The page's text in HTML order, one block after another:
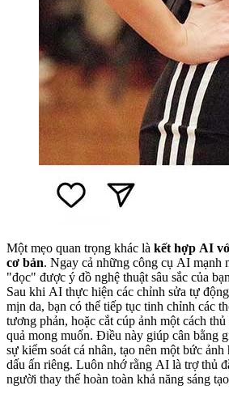
Một mẹo quan trọng khác là kết hợp AI
cơ bản. Ngay cả những công cụ AI mạnh
"đọc" được ý đồ nghệ thuật sâu sắc của
Sau khi AI thực hiện các chỉnh sửa tự
mịn da, bạn có thể tiếp tục tinh chỉnh các
tương phản, hoặc cắt cúp ảnh một cách
quả mong muốn. Điều này giúp cân bằng
sự kiểm soát cá nhân, tạo nên một bức ảnh
dấu ấn riêng. Luôn nhớ rằng AI là trợ thủ
người thay thế hoàn toàn khả năng sáng